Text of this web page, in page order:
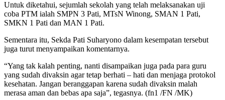
Untuk diketahui, sejumlah sekolah yang telah melaksanakan uji
coba PTM ialah SMPN 3 Pati, MTsN Winong, SMAN 1 Pati,
SMKN 1 Pati dan MAN 1 Pati.
Sementara itu, Sekda Pati Suharyono dalam kesempatan tersebut
juga turut menyampaikan komentarnya.
“Yang tak kalah penting, nanti disampaikan juga pada para guru
yang sudah divaksin agar tetap berhati – hati dan menjaga protokol
kesehatan. Jangan beranggapan karena sudah divaksin malah
merasa aman dan bebas apa saja”, tegasnya. (fn1 /FN /MK)